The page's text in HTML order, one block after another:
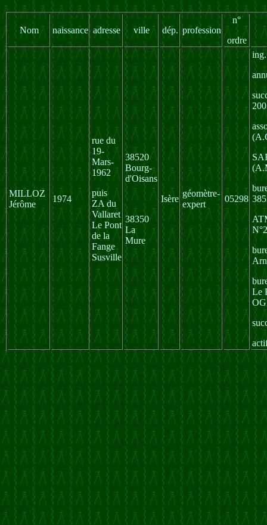
Nom naissance adresse ville dép. profession
n°
ordre
MILLOZ
Jérôme
1974
rue du
19-
Mars-
1962
puis
ZA du
Vallaret
Le Pont
de la
Fange
Susville
38520
Bourg-
d'Oisans
38350
La
Mure
Isère
géomètre-
expert
05298
Le